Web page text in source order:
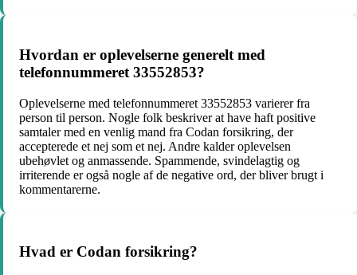
Hvordan er oplevelserne generelt med
telefonnummeret 33552853?
Oplevelserne med telefonnummeret 33552853 varierer fra
person til person. Nogle folk beskriver at have haft positive
samtaler med en venlig mand fra Codan forsikring, der
accepterede et nej som et nej. Andre kalder oplevelsen
ubehøvlet og anmassende. Spammende, svindelagtig og
irriterende er også nogle af de negative ord, der bliver brugt i
kommentarerne.
Hvad er Codan forsikring?